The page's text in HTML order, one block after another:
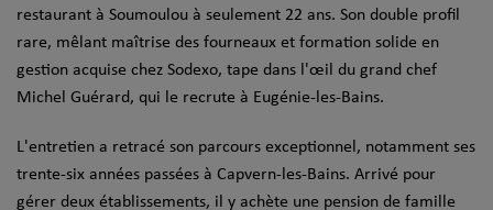
restaurant à Soumoulou à seulement 22 ans. Son double profil
rare, mêlant maîtrise des fourneaux et formation solide en
gestion acquise chez Sodexo, tape dans l'œil du grand chef
Michel Guérard, qui le recrute à Eugénie-les-Bains.
L'entretien a retracé son parcours exceptionnel, notamment ses
trente-six années passées à Capvern-les-Bains. Arrivé pour
gérer deux établissements, il y achète une pension de famille